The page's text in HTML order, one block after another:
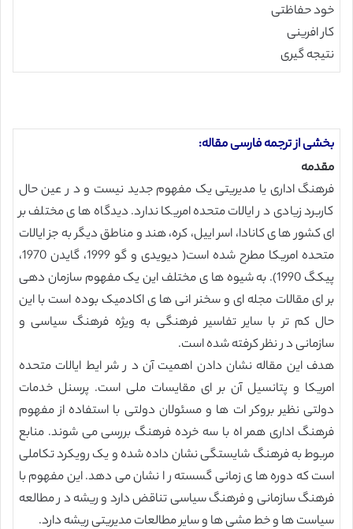
خود حفاظتی
کار افرینی
نتیجه گیری
بخشی از ترجمه فارسی مقاله:
مقدمه
فرهنگ اداری یا مدیریتی یک مفهوم جدید نیست و د ر عین حال
کاربرد زیادی د ر ایالات متحده امریکا ندارد. دیدگاه ها ی مختلف بر
ای کشور ها ی کانادا، اسر اییل، کره، هند و مناطق دیگر به جز ایالات
متحده امریکا مطرح شده است( دیویدی و گو 1999، گایدن 1970،
پیکگ 1990). به شیوه ها ی مختلف این یک مفهوم سازمان دهی
بر ای مقالات مجله ای و سخنر انی ها ی اکادمیک بوده است با این
حال کم تر با سایر تفاسیر فرهنگی به ویژه فرهنگ سیاسی و
سازمانی د ر نظر کرفته شده است.
هدف این مقاله نشان دادن اهمیت آن د ر شر ایط ایالات متحده
امریکا و پتانسیل آن بر ای مقایسات ملی است. پرسنل خدمات
دولتی نظیر بروکر ات ها و مسئولان دولتی با استفاده از مفهوم
فرهنگ اداری همر اه با سه خرده فرهنگ بررسی می شوند. منابع
مربوط به فرهنگ شایستگی نشان داده شده و یک رویکرد تکاملی
است که دوره ها ی زمانی گسسته ر ا نشان می دهد. این مفهوم با
فرهنگ سازمانی و فرهنگ سیاسی تناقض دارد و ریشه د ر مطالعه
سیاست ها و خط مشی ها و سایر مطالعات مدیریتی ریشه دارد.